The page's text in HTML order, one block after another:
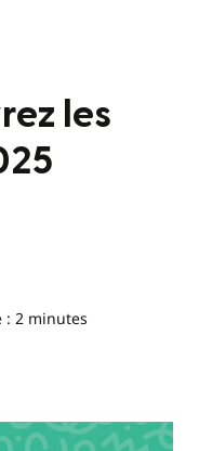
les
: 2 minutes